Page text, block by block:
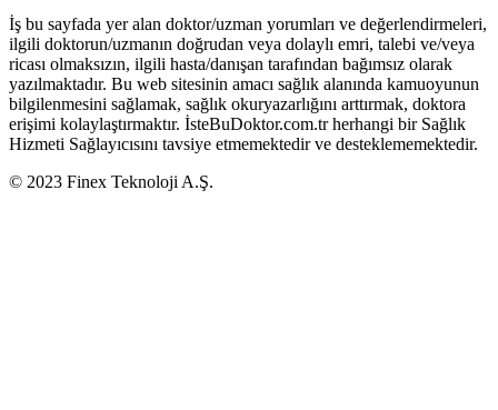
İş bu sayfada yer alan doktor/uzman yorumları ve değerlendirmeleri,
ilgili doktorun/uzmanın doğrudan veya dolaylı emri, talebi ve/veya
ricası olmaksızın, ilgili hasta/danışan tarafından bağımsız olarak
yazılmaktadır. Bu web sitesinin amacı sağlık alanında kamuoyunun
bilgilenmesini sağlamak, sağlık okuryazarlığını arttırmak, doktora
erişimi kolaylaştırmaktır. İsteBuDoktor.com.tr herhangi bir Sağlık
Hizmeti Sağlayıcısını tavsiye etmemektedir ve desteklememektedir.
© 2023 Finex Teknoloji A.Ş.